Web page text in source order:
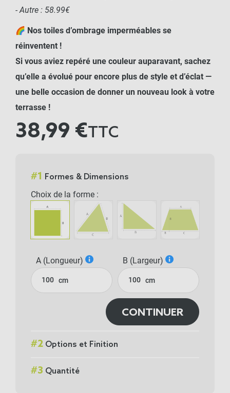
- Autre : 58.99€
🌈 Nos toiles d’ombrage imperméables se
réinventent !
Si vous aviez repéré une couleur auparavant, sachez
qu’elle a évolué pour encore plus de style et d’éclat —
une belle occasion de donner un nouveau look à votre
terrasse !
38,99 €TTC
#1 Formes & Dimensions
Choix de la forme :
A (Longueur)
cm
B (Largeur)
cm
CONTINUER
#2 Options et Finition
#3 Quantité